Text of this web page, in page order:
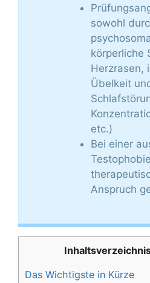
sowohl
körperliche
Herzrasen,
Übelkeit
etc.)
Bei einer
Anspruch
Das Wichtigste in Kürze